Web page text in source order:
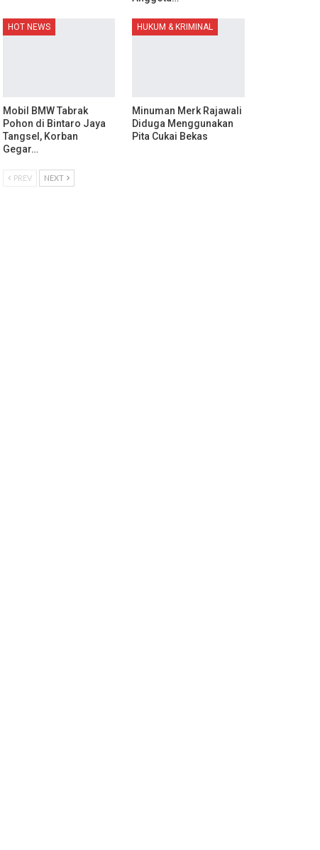
HOT NEWS
Mobil BMW Tabrak
Pohon di Bintaro Jaya
Tangsel, Korban
Gegar…
HUKUM & KRIMINAL
Minuman Merk Rajawali
Diduga Menggunakan
Pita Cukai Bekas
PREV NEXT